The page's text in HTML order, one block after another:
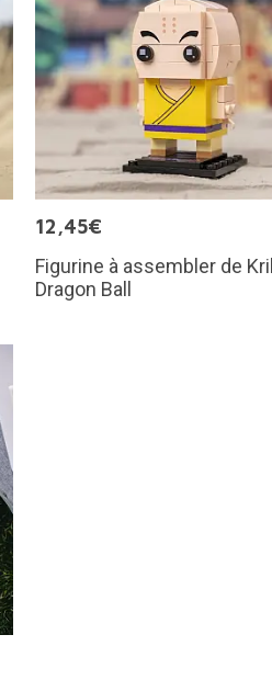
12,45€
Figurine à assembler de
Dragon Ball